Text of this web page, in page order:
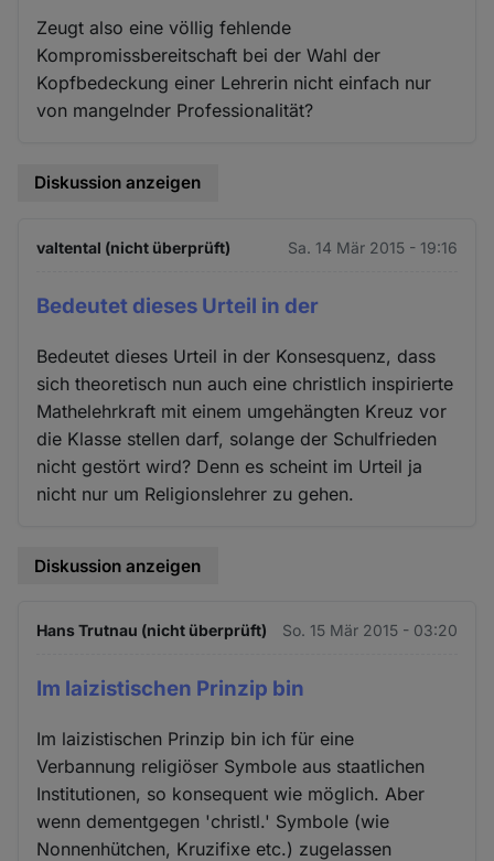
Zeugt also eine völlig fehlende
Kompromissbereitschaft bei der Wahl der
Kopfbedeckung einer Lehrerin nicht einfach nur
von mangelnder Professionalität?
Diskussion anzeigen
valtental (nicht überprüft) Sa. 14 Mär 2015 - 19:16
Bedeutet dieses Urteil in der
Bedeutet dieses Urteil in der Konsesquenz, dass
sich theoretisch nun auch eine christlich inspirierte
Mathelehrkraft mit einem umgehängten Kreuz vor
die Klasse stellen darf, solange der Schulfrieden
nicht gestört wird? Denn es scheint im Urteil ja
nicht nur um Religionslehrer zu gehen.
Diskussion anzeigen
Hans Trutnau (nicht überprüft) So. 15 Mär 2015 - 03:20
Im laizistischen Prinzip bin
Im laizistischen Prinzip bin ich für eine
Verbannung religiöser Symbole aus staatlichen
Institutionen, so konsequent wie möglich. Aber
wenn dementgegen 'christl.' Symbole (wie
Nonnenhütchen, Kruzifixe etc.) zugelassen